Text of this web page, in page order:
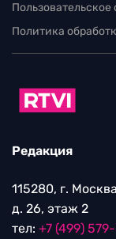
Политика
Редакция
115280, г.
д. 26, этаж 2
тел: +7 (499)